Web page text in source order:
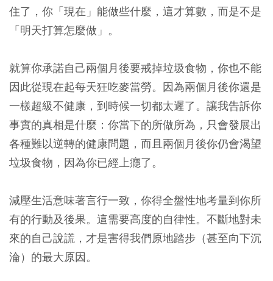
住了，你「現在」能做些什麼，這才算數，而是不是
「明天打算怎麼做」。
就算你承諾自己兩個月後要戒掉垃圾食物，你也不能
因此從現在起每天狂吃麥當勞。因為兩個月後你還是
一樣超級不健康，到時候一切都太遲了。讓我告訴你
事實的真相是什麼：你當下的所做所為，只會發展出
各種難以逆轉的健康問題，而且兩個月後你仍會渴望
垃圾食物，因為你已經上癮了。
減壓生活意味著言行一致，你得全盤性地考量到你所
有的行動及後果。這需要高度的自律性。不斷地對未
來的自己說謊，才是害得我們原地踏步（甚至向下沉
淪）的最大原因。